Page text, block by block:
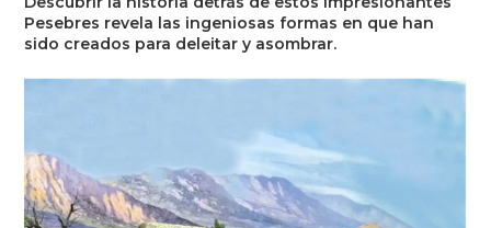
impresionantes Pesebres revela las ingeniosas
formas en que han sido creados para deleitar y